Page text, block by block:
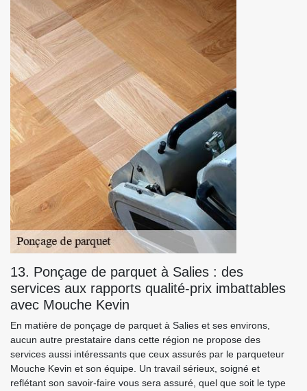
13. Ponçage de parquet à Salies : des
services aux rapports qualité-prix imbattables
avec Mouche Kevin
En matière de ponçage de parquet à Salies et ses environs,
aucun autre prestataire dans cette région ne propose des
services aussi intéressants que ceux assurés par le parqueteur
Mouche Kevin et son équipe. Un travail sérieux, soigné et
reflétant son savoir-faire vous sera assuré, quel que soit le type